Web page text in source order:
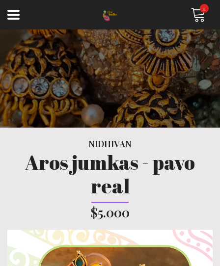
0
NIDHIVAN
Aros jumkas - pavo
real
$5.000